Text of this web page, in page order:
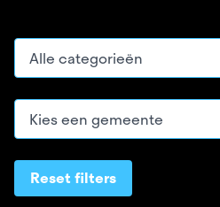
Reset filters